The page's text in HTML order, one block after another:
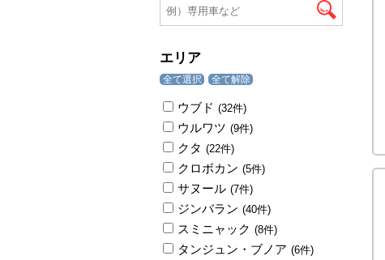
エリア
全て選択 全て解除
ウブド (32件)
ウルワツ (9件)
クタ (22件)
クロボカン (5件)
サヌール (7件)
ジンバラン (40件)
スミニャック (8件)
タンジュン・ブノア (6件)